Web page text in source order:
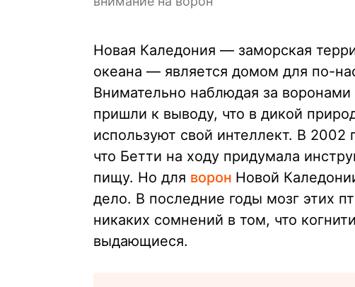
Новая Каледония — заморская
океана — является домом для по-
Внимательно наблюдая за
пришли к выводу, что в дикой
используют свой интеллект. В
что Бетти на ходу придумала
пищу. Но для ворон Новой
дело. В последние годы мозг этих
никаких сомнений в том, что
выдающиеся.